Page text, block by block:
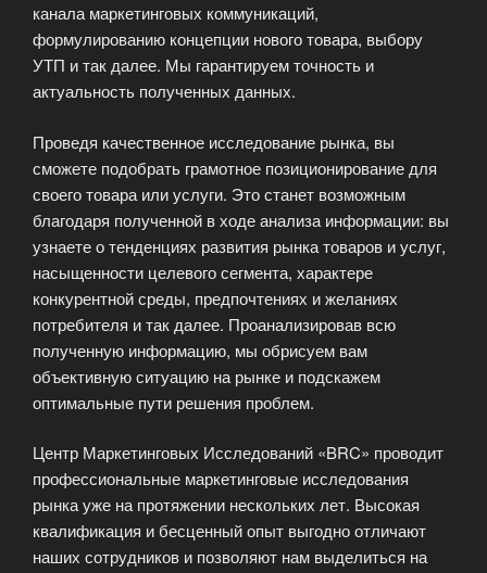
канала маркетинговых коммуникаций,
формулированию концепции нового товара, выбору
УТП и так далее. Мы гарантируем точность и
актуальность полученных данных.
Проведя качественное исследование рынка, вы
сможете подобрать грамотное позиционирование для
своего товара или услуги. Это станет возможным
благодаря полученной в ходе анализа информации: вы
узнаете о тенденциях развития рынка товаров и услуг,
насыщенности целевого сегмента, характере
конкурентной среды, предпочтениях и желаниях
потребителя и так далее. Проанализировав всю
полученную информацию, мы обрисуем вам
объективную ситуацию на рынке и подскажем
оптимальные пути решения проблем.
Центр Маркетинговых Исследований «BRC» проводит
профессиональные маркетинговые исследования
рынка уже на протяжении нескольких лет. Высокая
квалификация и бесценный опыт выгодно отличают
наших сотрудников и позволяют нам выделиться на